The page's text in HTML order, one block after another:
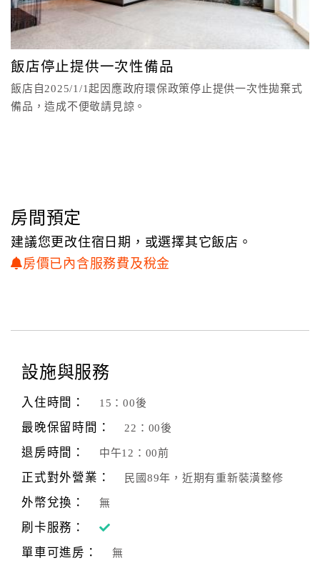
務
顧
滿
意
管
戶
客
服
絡
單
Line
上
客
飯店停止提供一次性備品
飯店自2025/1/1起因應政府環保政策停止提供一次性拋棄式
備品，造成不便敬請見諒。
房間預定
建議您更改住宿日期，或選擇其它飯店。
房價已內含服務費及稅金
設施與服務
入住時間： 15：00後
最晚保留時間： 22：00後
退房時間： 中午12：00前
正式對外營業： 民國89年，近期有重新裝潢整修
外幣兌換： 無
刷卡服務：
單車可進房：
無